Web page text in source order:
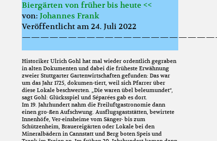
Biergärten von früher bis heute <<
von: Johannes Frank
Veröffentlicht am 24. Juli 2022
Historiker Ulrich Gohl hat mal wieder ordentlich gegraben
in alten Dokumenten und dabei die früheste Erwähnung
zweier Stuttgarter Gartenwirtschaften gefunden: Das war
um das Jahr 1725, dokumen-tiert, weil sich Pfarrer über
diese Lokale beschwerten. „Die waren übel beleumundet“,
sagt Gohl: Glücksspiel und Séparées gab es dort.
Im 19. Jahrhundert nahm die Freiluftgastronomie dann
einen gro-ßen Aufschwung. Ausflugsgaststätten, bewirtete
Innenhöfe, Ver-einsheime vom Sänger- bis zum
Schützenheim, Brauereigärten oder Lokale bei den
Mineralbädern in Cannstatt und Berg boten Speis und